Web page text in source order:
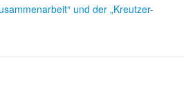
und der „Kreutzer-